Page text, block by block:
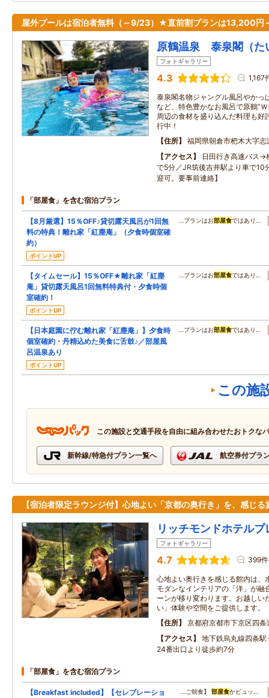
屋外プールは宿泊者無料（～9/23）★直前割プランは13,200円
原鶴温泉 泰泉閣（た
フォトギャラリー
4.3 1,167
泰泉閣名物ジャングル風呂やかっ
など、特色豊かなお風呂で原鶴“
周辺の食材を盛り込んだ料理も好
行中！
住所
福岡県朝倉市杷木大字
アクセス
日田行き高速バス→
で5分／JR筑後吉井駅より車で10
迎可。要事前連絡】
「部屋食」を含む宿泊プラン
【8月厳選】15％OFF♪貸切露天風呂が1回無
料の特典！離れ家「紅塵庵」（夕食時個室確
約）
ポイントUP
…プランはお部屋食ではあり…
【タイムセール】15％OFF★離れ家「紅塵
庵」貸切露天風呂1回無料特典付・夕食時個
室確約！
ポイントUP
…プランはお部屋食ではあり…
【日本庭園に佇む離れ家「紅塵庵」】夕食時
個室確約・丹精込めた美食に舌鼓♪／部屋風
呂温泉あり
ポイントUP
…プランはお部屋食ではあり…
この施
この施設と交通手段を自由に組み合わせたおトクな
新幹線/特急付プラン一覧へ 航空券付プラ
【宿泊者限定ラウンジ付】心地よい「京都の奥行き」を、感じる
リッチモンドホテル
フォトギャラリー
4.7 399件
心地よい奥行きを感じる館内は、
モダンなインテリアの「洋」が融
ーンが移り変わります。お越しい
い」体験や空間をご提供します。
住所
京都府京都市下京区四
アクセス
地下鉄烏丸線四条駅
24番出口より徒歩約7分
「部屋食」を含む宿泊プラン
【Breakfast included】【セレブレーショ
…ご朝食】部屋食かビュッ…